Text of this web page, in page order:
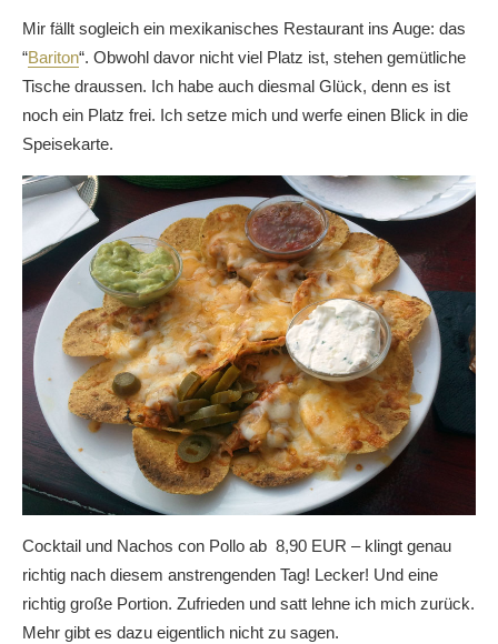
Mir fällt sogleich ein mexikanisches Restaurant ins Auge: das
“Bariton“. Obwohl davor nicht viel Platz ist, stehen gemütliche
Tische draussen. Ich habe auch diesmal Glück, denn es ist
noch ein Platz frei. Ich setze mich und werfe einen Blick in die
Speisekarte.
Cocktail und Nachos con Pollo ab 8,90 EUR – klingt genau
richtig nach diesem anstrengenden Tag! Lecker! Und eine
richtig große Portion. Zufrieden und satt lehne ich mich zurück.
Mehr gibt es dazu eigentlich nicht zu sagen.